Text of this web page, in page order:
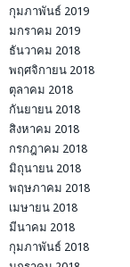
กุมภาพันธ์ 2019
มกราคม 2019
ธันวาคม 2018
พฤศจิกายน 2018
ตุลาคม 2018
กันยายน 2018
สิงหาคม 2018
กรกฎาคม 2018
มิถุนายน 2018
พฤษภาคม 2018
เมษายน 2018
มีนาคม 2018
กุมภาพันธ์ 2018